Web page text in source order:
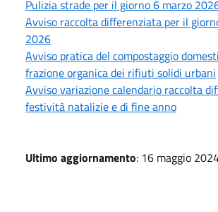
Pulizia strade per il giorno 6 marzo
Avviso raccolta differenziata per il
2026
Avviso pratica del compostaggio
frazione organica dei rifiuti solidi urbani
Avviso variazione calendario raccolta
festività natalizie e di fine anno
Ultimo aggiornamento: 16 maggio